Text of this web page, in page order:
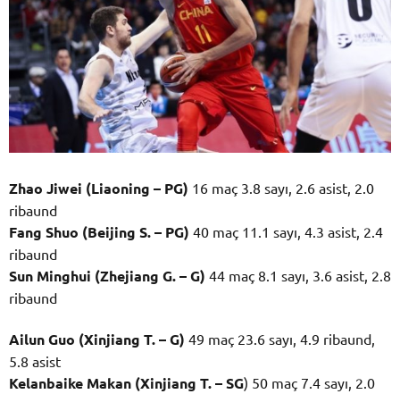
Zhao Jiwei (Liaoning – PG) 16 maç 3.8 sayı, 2.6 asist, 2.0
ribaund
Fang Shuo (Beijing S. – PG) 40 maç 11.1 sayı, 4.3 asist, 2.4
ribaund
Sun Minghui (Zhejiang G. – G) 44 maç 8.1 sayı, 3.6 asist, 2.8
ribaund
Ailun Guo (Xinjiang T. – G) 49 maç 23.6 sayı, 4.9 ribaund,
5.8 asist
Kelanbaike Makan (Xinjiang T. – SG) 50 maç 7.4 sayı, 2.0